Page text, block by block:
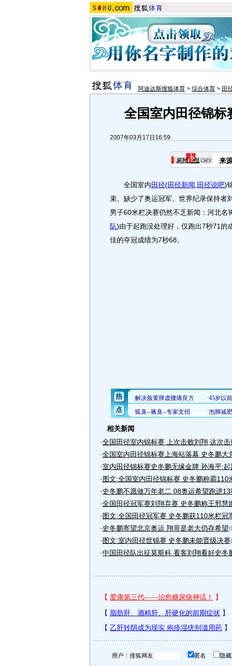
阿迪达斯搜狐体育 > 综合体育 > 田
全国室内田径锦标
2007年03月17日16:59
来
全国室内田径(田径新闻 田径说吧)
束。缺少了奥运冠军、世界纪录保持者
男子60米栏决赛仍然不乏新闻：河北名
队)由于起跑没处理好，仅跑出7秒71的
佳的夺冠成绩为7秒68。
相关新闻
·全国田径室内锦标赛 上次击败刘翔,这次
·全国室内田径锦标赛上海站落幕 史冬鹏大
·室内田径锦标赛史冬鹏无缘金牌 孙海平:起
·图文:全国室内田径锦标赛 史冬鹏称霸110
· 史冬鹏不愿做万年老二 08奥运希望跑进
·全国田径冠军赛刘翔弃赛 史冬鹏称王邢慧
·图文:全国田径冠军赛 史冬鹏获110米栏冠
· 史冬鹏寄望北京奥运 翔哥是老大仍存希望
·图文:室内田径世锦赛 史冬鹏未能晋级决赛
·中国田径队出征莫斯科 看客刘翔看好史冬
用户： 匿名 隐